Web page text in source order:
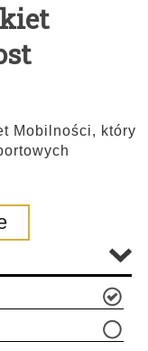
Mobilności, który